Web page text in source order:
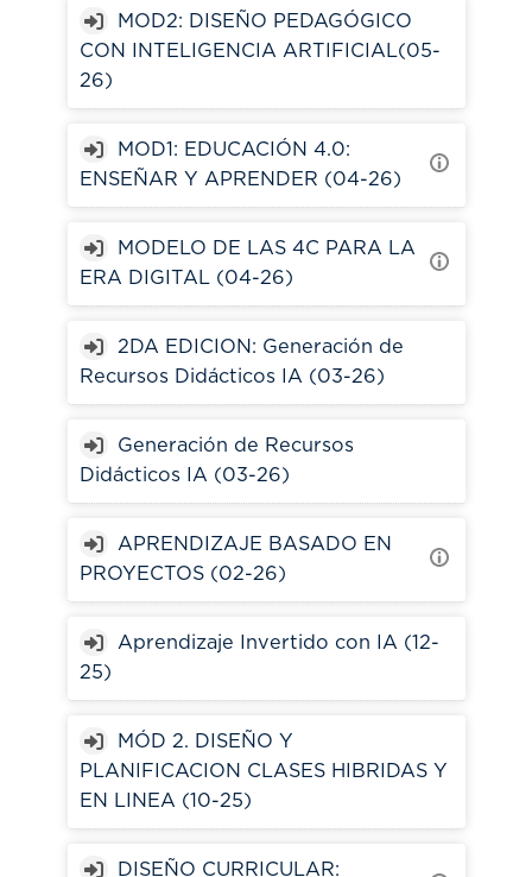
MOD2: DISEÑO PEDAGÓGICO
CON INTELIGENCIA ARTIFICIAL(05-
26)
MOD1: EDUCACIÓN 4.0:
ENSEÑAR Y APRENDER (04-26)
MODELO DE LAS 4C PARA LA
ERA DIGITAL (04-26)
2DA EDICION: Generación de
Recursos Didácticos IA (03-26)
Generación de Recursos
Didácticos IA (03-26)
APRENDIZAJE BASADO EN
PROYECTOS (02-26)
Aprendizaje Invertido con IA (12-
25)
MÓD 2. DISEÑO Y
PLANIFICACION CLASES HIBRIDAS Y
EN LINEA (10-25)
DISEÑO CURRICULAR: